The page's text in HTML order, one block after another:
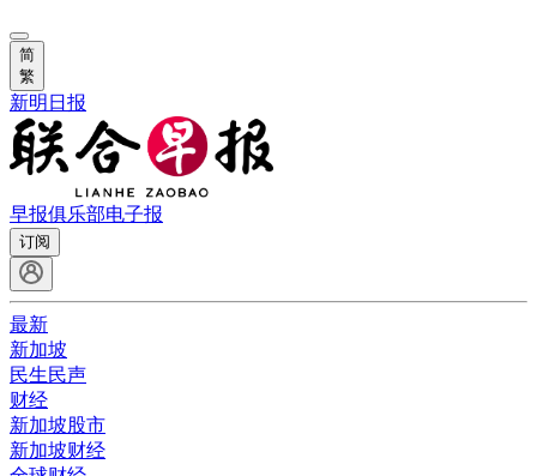
简
繁
新明日报
早报俱乐部电子报
订阅
最新
新加坡
民生民声
财经
新加坡股市
新加坡财经